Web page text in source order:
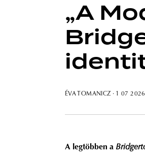
„A
ÉVA TOMANICZ · 1 07 2026
A legtöbben a